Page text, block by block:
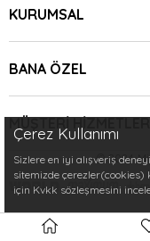
KURUMSAL
BANA ÖZEL
MÜŞTERİ
© 2024
Çerez Kullanımı
Sizlere en iyi alışveriş
sitemizde çerezler(cookies)
için Kvkk sözleşmesini